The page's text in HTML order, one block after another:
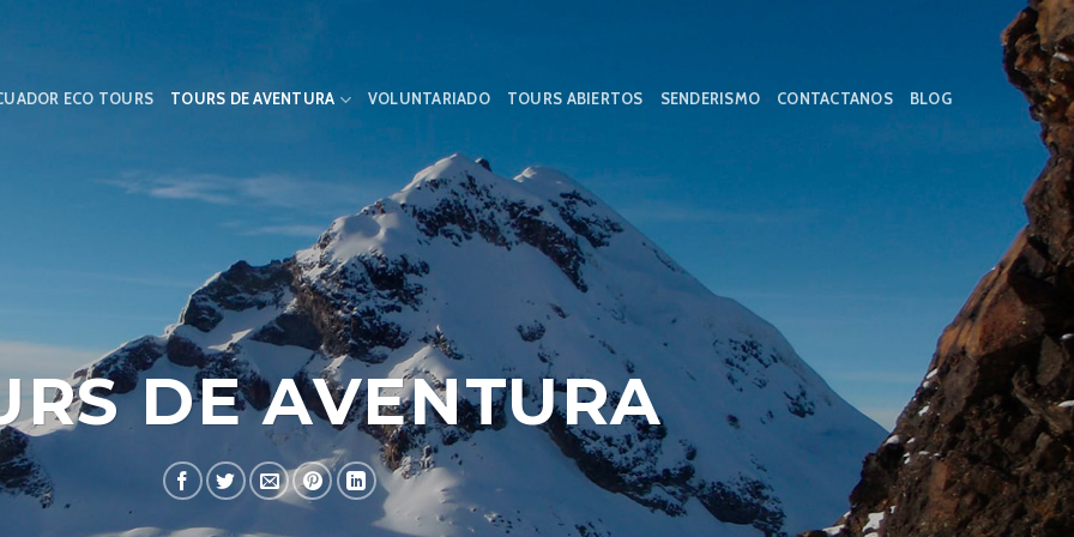
ECO TOURS TOURS DE AVENTURA VOLUNTARIADO TOURS ABIERTOS SENDERISMO CONTACTANOS BLOG
DE AVENTURA